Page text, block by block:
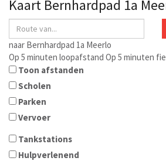
Kaart Bernhardpad 1a
naar Bernhardpad 1a Meerlo
Op 5 minuten loopafstand Op 5 minuten
Toon afstanden
Scholen
Parken
Vervoer
Tankstations
Hulpverlenend